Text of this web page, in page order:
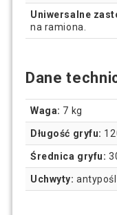
Uniwersalne
na ramiona.
Dane
Waga: 7 kg
Długość gryfu:
Średnica gryfu:
Uchwyty: